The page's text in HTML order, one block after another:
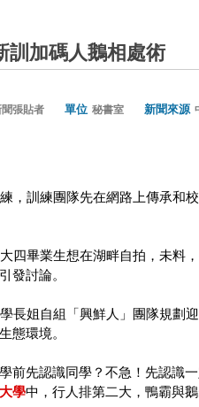
訓加碼人鵝相處術
張貼者 單位 秘書室 新聞來源
，訓練團隊先在網路上傳承和
四畢業生想在湖畔自拍，未料
發討論。
長姐自組「興鮮人」團隊規劃
態環境。
前先認識同學？不急！先認識
學中，行人排第二大，鴨霸與